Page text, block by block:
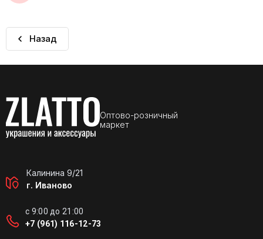
Назад
Оптово-розничный
маркет
Калинина 9/21
г. Иваново
с 9:00 до 21:00
+7 (961) 116-12-73